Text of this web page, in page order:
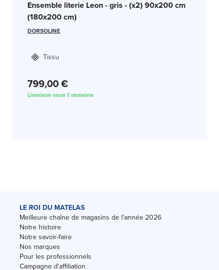
Ensemble literie Leon - gris - (x2) 90x200 cm
(180x200 cm)
DORSOLINE
Tissu
799,00 €
Livraison sous 1 semaine
LE ROI DU MATELAS
Meilleure chaîne de magasins de l'année 2026
Notre histoire
Notre savoir-faire
Nos marques
Pour les professionnels
Campagne d'affiliation